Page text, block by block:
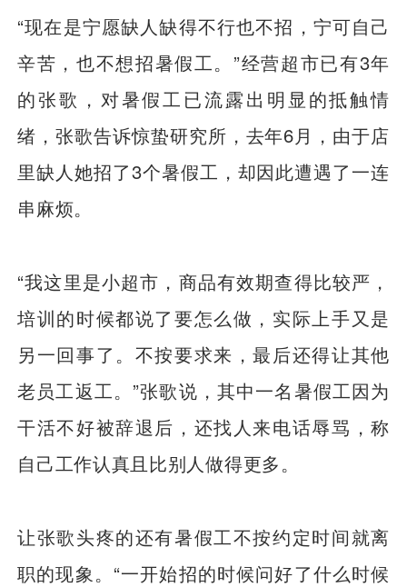
“现在是宁愿缺人缺得不行也不招，宁可自己
辛苦，也不想招暑假工。”经营超市已有3年
的张歌，对暑假工已流露出明显的抵触情
绪，张歌告诉惊蛰研究所，去年6月，由于店
里缺人她招了3个暑假工，却因此遭遇了一连
串麻烦。
“我这里是小超市，商品有效期查得比较严，
培训的时候都说了要怎么做，实际上手又是
另一回事了。不按要求来，最后还得让其他
老员工返工。”张歌说，其中一名暑假工因为
干活不好被辞退后，还找人来电话辱骂，称
自己工作认真且比别人做得更多。
让张歌头疼的还有暑假工不按约定时间就离
职的现象。“一开始招的时候问好了什么时候